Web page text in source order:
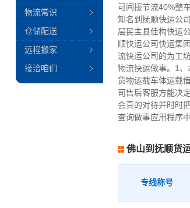
可间接节流40%整
知名到抚顺快运公
层民主县佳构快运
顺快运公司快运集
流快运公司的为工
物流快运做事。1
货物运载车体运载
司售后客服方能决
会真的对待并时时
查询做事应用程序
佛山到抚顺货
专线称号
物流常识
仓储配送
远程搬家
接洽咱们